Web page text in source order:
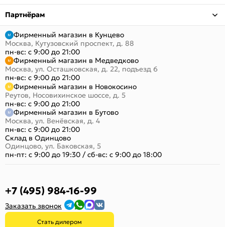
Партнёрам
Фирменный магазин в Кунцево
Москва, Кутузовский проспект, д. 88
пн-вс: с 9:00 до 21:00
Фирменный магазин в Медведково
Москва, ул. Осташковская, д. 22, подъезд 6
пн-вс: с 9:00 до 21:00
Фирменный магазин в Новокосино
Реутов, Носовихинское шоссе, д. 5
пн-вс: с 9:00 до 21:00
Фирменный магазин в Бутово
Москва, ул. Венёвская, д. 4
пн-вс: с 9:00 до 21:00
Склад в Одинцово
Одинцово, ул. Баковская, 5
пн-пт: с 9:00 до 19:30 /сб-вс: с 9:00 до 18:00
+7 (495) 984-16-99
Заказать звонок
Стать дилером